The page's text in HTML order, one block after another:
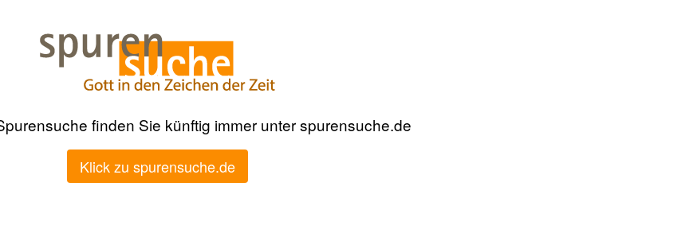
finden Sie künftig immer unter spurensuche.de
Klick zu spurensuche.de